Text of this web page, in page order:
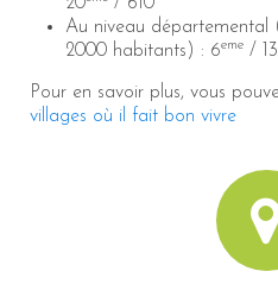
Au niveau départemental
2000 habitants) : 6eme /
Pour en savoir plus, vous
villages où il fait bon vivre